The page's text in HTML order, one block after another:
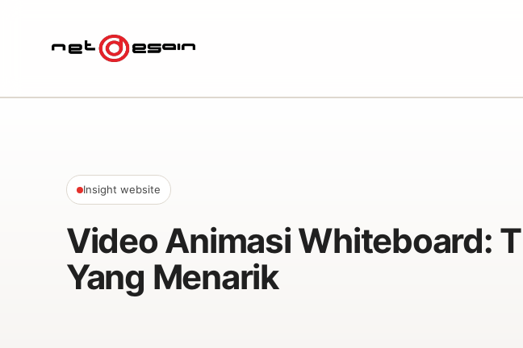
Insight website
Video Animasi Whiteboard:
Yang Menarik